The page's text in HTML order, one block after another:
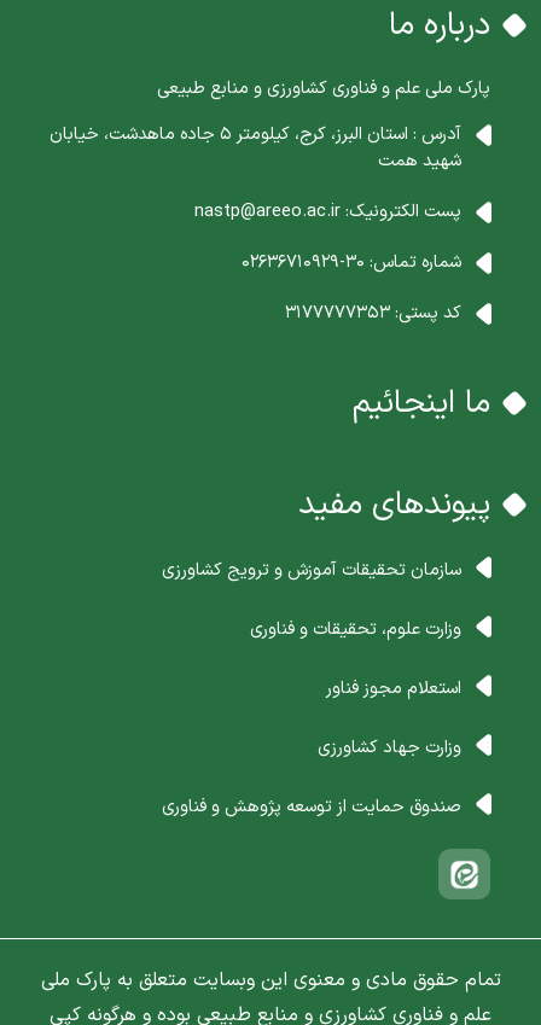
درباره ما
پارک ملی علم و فناوری کشاورزی و منابع طبیعی
آدرس : استان البرز، کرج، کیلومتر 5 جاده ماهدشت، خیابان
شهید همت
پست الکترونیک:nastp@areeo.ac.ir
شماره تماس: 30-02636710929
کد پستی:3177777353
ما اینجائیم
پیوندهای مفید
سازمان تحقیقات آموزش و ترویج کشاورزی
وزارت علوم، تحقیقات و فناوری
استعلام مجوز فناور
وزارت جهاد کشاورزی
صندوق حمایت از توسعه پژوهش و فناوری
تمام حقوق مادی و معنوی این وبسایت متعلق به پارک ملی
علم و فناوری کشاورزی و منابع طبیعی بوده و هرگونه کپی